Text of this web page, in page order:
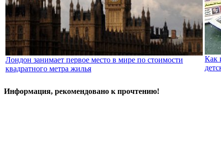
Лондон занимает первое место в мире по стоимости
квадратного метра жилья
Как
Информация, рекомендовано к прочтению!